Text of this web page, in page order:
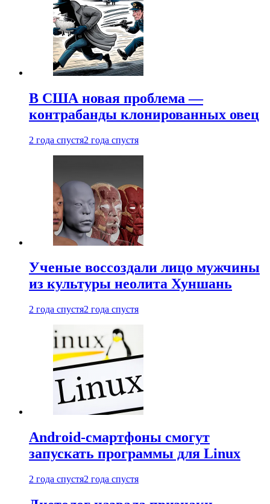
В США новая проблема —
контрабанды клонированных овец
2 года спустя2 года спустя
Ученые воссоздали лицо мужчины
из культуры неолита Хуншань
2 года спустя2 года спустя
Android-смартфоны смогут
запускать программы для Linux
2 года спустя2 года спустя